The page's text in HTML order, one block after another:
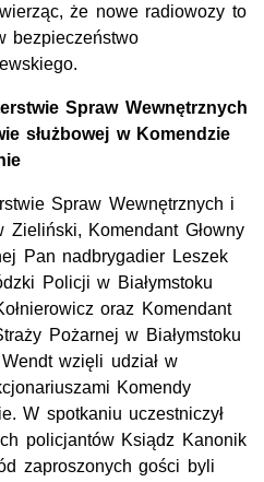
że nowe radiowozy to
bezpieczeństwo
Spraw Wewnętrznych
służbowej w Komendzie
Spraw Wewnętrznych i
Zieliński, Komendant Głowny
Pan nadbrygadier Leszek
Policji w Białymstoku
oraz Komendant
Pożarnej w Białymstoku
wzięli udział w
Komendy
W spotkaniu uczestniczył
policjantów Ksiądz Kanonik
zaproszonych gości byli